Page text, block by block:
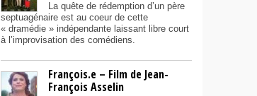
La quête de rédemption d’un père
septuagénaire est au coeur de cette
« dramédie » indépendante laissant libre court
à l’improvisation des comédiens.
François.e – Film de Jean-
François Asselin